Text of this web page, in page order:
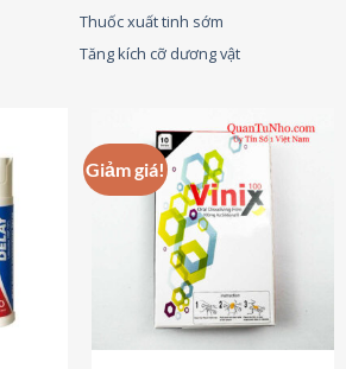
Thuốc xuất tinh sớm
Tăng kích cỡ dương vật
Giảm giá!